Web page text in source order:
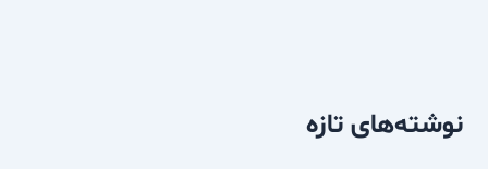
نوشته‌های تازه